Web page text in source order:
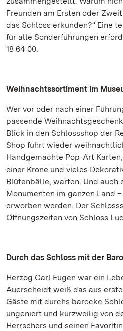
Freunden am Ersten oder
das Schloss erkunden?“ Eine
für alle Sonderführungen
18 64 00.
Weihnachtssortiment im
Wer vor oder nach einer
passende
Blick in den Schlossshop der
Shop führt wieder
Handgemachte Pop-Art
einer Krone und vieles
Blütenbälle, warten. Und auch
Monumenten im ganzen Land
erworben werden. Der
Öffnungszeiten von Schloss
Durch das Schloss mit der
Herzog Carl Eugen war ein
Auerscheidt weiß das aus
Gäste mit durchs barocke
ungeniert und kurzweilig von
Herrschers und seinen